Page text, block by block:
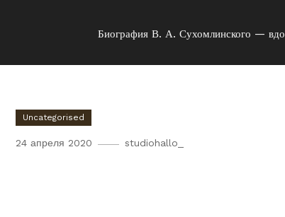
Биография В. А. Сухомлинского —
Uncategorised
24 апреля 2020 studiohallo_